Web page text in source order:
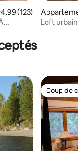
: 4,73 sur 5
moyenne sur
4,99 (123)
hitefish
Loft
Coup de
Coup de